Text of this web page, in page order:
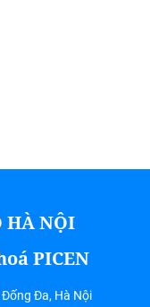
HÀ NỘI
PICEN
Đa, Hà Nội